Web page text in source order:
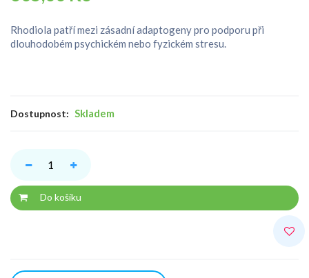
Rhodiola patří mezi zásadní adaptogeny pro podporu při
dlouhodobém psychickém nebo fyzickém stresu.
Dostupnost: Skladem
Do košíku